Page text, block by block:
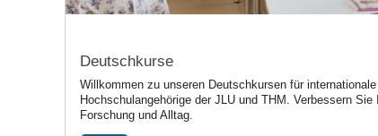
Deutschkurse
Willkommen zu unseren Deutschkursen für
Hochschulangehörige der JLU und THM. Verbessern
Forschung und Alltag.